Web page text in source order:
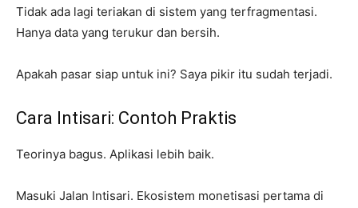
Tidak ada lagi teriakan di sistem yang terfragmentasi.
Hanya data yang terukur dan bersih.
Apakah pasar siap untuk ini? Saya pikir itu sudah terjadi.
Cara Intisari: Contoh Praktis
Teorinya bagus. Aplikasi lebih baik.
Masuki Jalan Intisari. Ekosistem monetisasi pertama di